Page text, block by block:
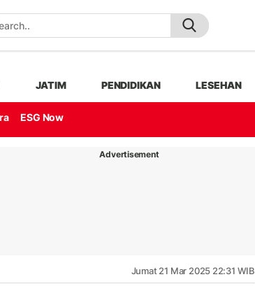
JATIM PENDIDIKAN LESEHAN
ESG Now
Advertisement
Jumat 21 Mar 2025 22:31 WIB